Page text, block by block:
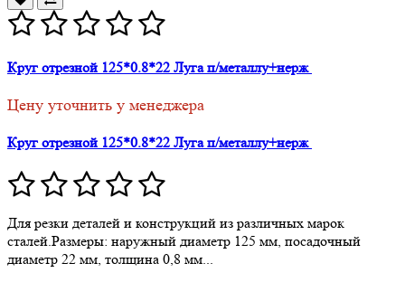
Круг отрезной 125*0.8*22 Луга п/металлу+нерж
Цену уточнить у менеджера
Круг отрезной 125*0.8*22 Луга п/металлу+нерж
Для резки деталей и конструкций из различных марок
сталей.Размеры: наружный диаметр 125 мм, посадочный
диаметр 22 мм, толщина 0,8 мм...